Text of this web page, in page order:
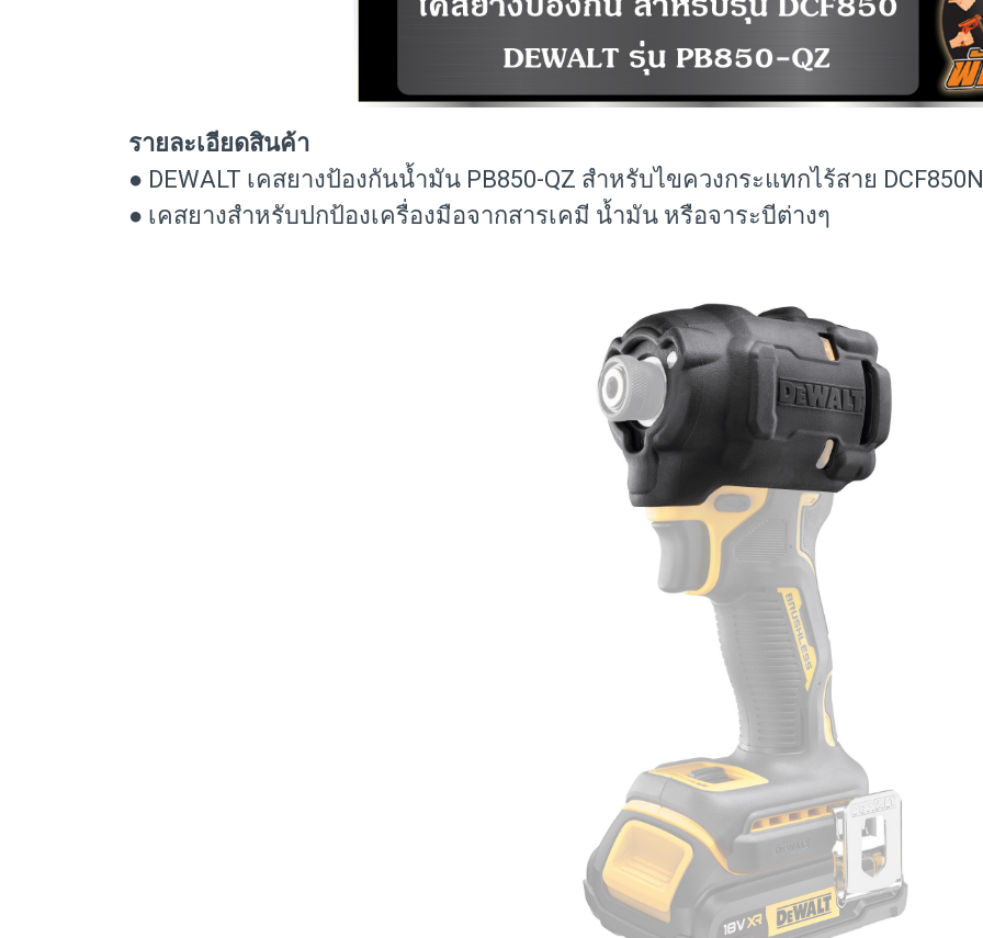
รายละเอียดสินค้า
● DEWALT เคสยางป้องกันน้ำมัน PB850-QZ สำหรับไขควงกระแทกไร้สาย
● เคสยางสำหรับปกป้องเครื่องมือจากสารเคมี น้ำมัน หรือจาระบีต่างๆ